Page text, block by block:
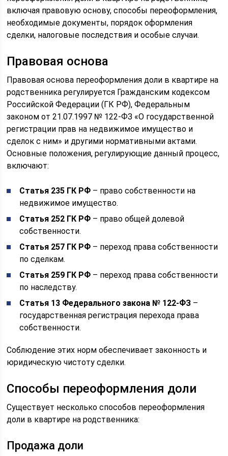
включая правовую основу, способы переоформления,
необходимые документы, порядок оформления
сделки, налоговые последствия и особые случаи.
Правовая основа
Правовая основа переоформления доли в квартире на
родственника регулируется Гражданским кодексом
Российской Федерации (ГК РФ), Федеральным
законом от 21.07.1997 № 122-ФЗ «О государственной
регистрации прав на недвижимое имущество и
сделок с ним» и другими нормативными актами.
Основные положения, регулирующие данный процесс,
включают:
Статья 235 ГК РФ – право собственности на
недвижимое имущество.
Статья 252 ГК РФ – право общей долевой
собственности.
Статья 257 ГК РФ – переход права собственности
по сделкам.
Статья 259 ГК РФ – переход права собственности
по наследству.
Статья 13 Федерального закона № 122-ФЗ –
государственная регистрация перехода права
собственности.
Соблюдение этих норм обеспечивает законность и
юридическую чистоту сделки.
Способы переоформления доли
Существует несколько способов переоформления
доли в квартире на родственника:
Продажа доли